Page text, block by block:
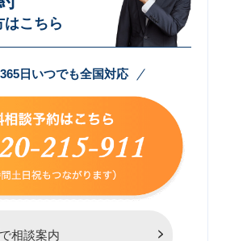
はこちら
日いつでも全国対応
相談案内